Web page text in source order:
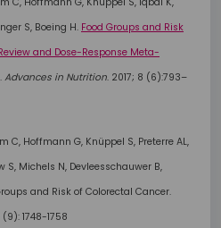
S, Boeing H. Food Groups and Risk
and Dose-Response Meta-
. Advances in Nutrition. 2017; 8 (6):793–
C, Hoffmann G, Knüppel S, Preterre AL,
S, Michels N, Devleesschauwer B,
and Risk of Colorectal Cancer.
1748-1758